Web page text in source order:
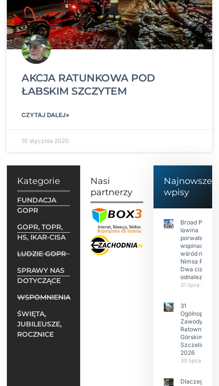
AKCJA RATUNKOWA POD
ŁABSKIM SZCZYTEM
CZYTAJ DALEJ»
10 stycznia 2020
Kategorie
FUNDACJA
GOPR
GOPR, TOPR,
HS, IKAR-CISA
LUDZIE GOPR
SPRAWY NAS
DOTYCZĄCE
WSPOMNIENIA
ŚWIĘTA,
JUBILEUSZE,
ROCZNICE
Nasi
partnerzy
Najnowsze
wpisy
Broad Peak:
lawina
porwała 10
wspinaczy,
wśród nich
Nimsa Purję.
Dwa ciała
odnalezione.
31 lipca 2026
31
Ogólnopolskie
Zawody w
Ratownictwie
Górskim –
Szczeliniec
2026
30 lipca 2026
Dlaczego